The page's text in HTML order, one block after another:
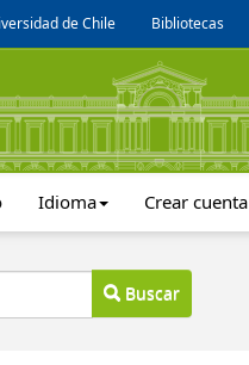
de Chile Bibliotecas
Idioma Crear cuenta
Buscar